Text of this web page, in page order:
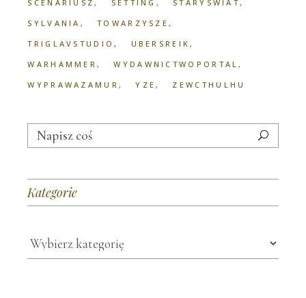
SCENARIUSZ SETTING
STARYSWIAT
SYLVANIA
TOWARZYSZE
TRIGLAVSTUDIO
UBERSREIK
WARHAMMER
WYDAWNICTWOPORTAL
WYPRAWAZAMUR
YZE ZEWCTHULHU
Search
for:
Kategorie